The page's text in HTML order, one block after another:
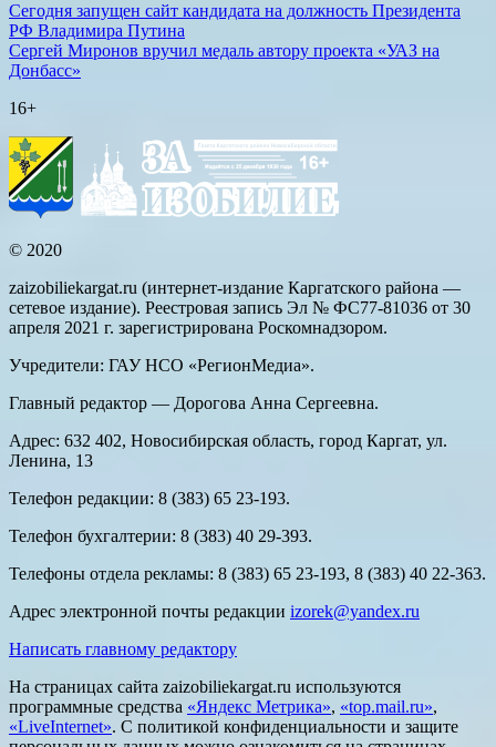
Сегодня запущен сайт кандидата на должность Президента
РФ Владимира Путина
Сергей Миронов вручил медаль автору проекта «УАЗ на
Донбасс»
16+
© 2020
zaizobiliekargat.ru (интернет-издание Каргатского района —
сетевое издание). Реестровая запись Эл № ФС77-81036 от 30
апреля 2021 г. зарегистрирована Роскомнадзором.
Учредители: ГАУ НСО «РегионМедиа».
Главный редактор — Дорогова Анна Сергеевна.
Адрес: 632 402, Новосибирская область, город Каргат, ул.
Ленина, 13
Телефон редакции: 8 (383) 65 23-193.
Телефон бухгалтерии: 8 (383) 40 29-393.
Телефоны отдела рекламы: 8 (383) 65 23-193, 8 (383) 40 22-363.
Адрес электронной почты редакции izorek@yandex.ru
Написать главному редактору
На страницах сайта zaizobiliekargat.ru используются
программные средства «Яндекс Метрика», «top.mail.ru»,
«LiveInternet». С политикой конфиденциальности и защите